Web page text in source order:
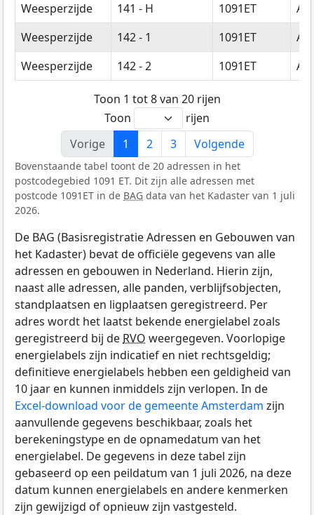
Weesperzijde
141 - H 1091ET
Weesperzijde
142 - 1 1091ET
Weesperzijde
142 - 2 1091ET
Toon 1 tot 8 van 20 rijen
Toon
rijen
Vorige
1 2 3 Volgende
Bovenstaande tabel toont de 20 adressen in het
postcodegebied 1091 ET. Dit zijn alle adressen met
postcode 1091ET in de BAG data van het Kadaster van 1 juli
2026.
De BAG (Basisregistratie Adressen en Gebouwen van
het Kadaster) bevat de officiële gegevens van alle
adressen en gebouwen in Nederland. Hierin zijn,
naast alle adressen, alle panden, verblijfsobjecten,
standplaatsen en ligplaatsen geregistreerd. Per
adres wordt het laatst bekende energielabel zoals
geregistreerd bij de RVO weergegeven. Voorlopige
energielabels zijn indicatief en niet rechtsgeldig;
definitieve energielabels hebben een geldigheid van
10 jaar en kunnen inmiddels zijn verlopen. In de
Excel-download voor de gemeente Amsterdam zijn
aanvullende gegevens beschikbaar, zoals het
berekeningstype en de opnamedatum van het
energielabel. De gegevens in deze tabel zijn
gebaseerd op een peildatum van 1 juli 2026, na deze
datum kunnen energielabels en andere kenmerken
zijn gewijzigd of opnieuw zijn vastgesteld.